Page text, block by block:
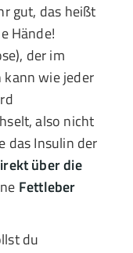
gut, das heißt
Hände!
der im
kann wie jeder
also nicht
das Insulin der
über die
Fettleber
du